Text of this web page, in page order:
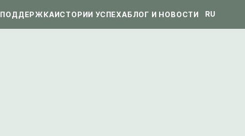
ПОДДЕРЖКАИСТОРИИ УСПЕХАБЛОГ И НОВОСТИ RU